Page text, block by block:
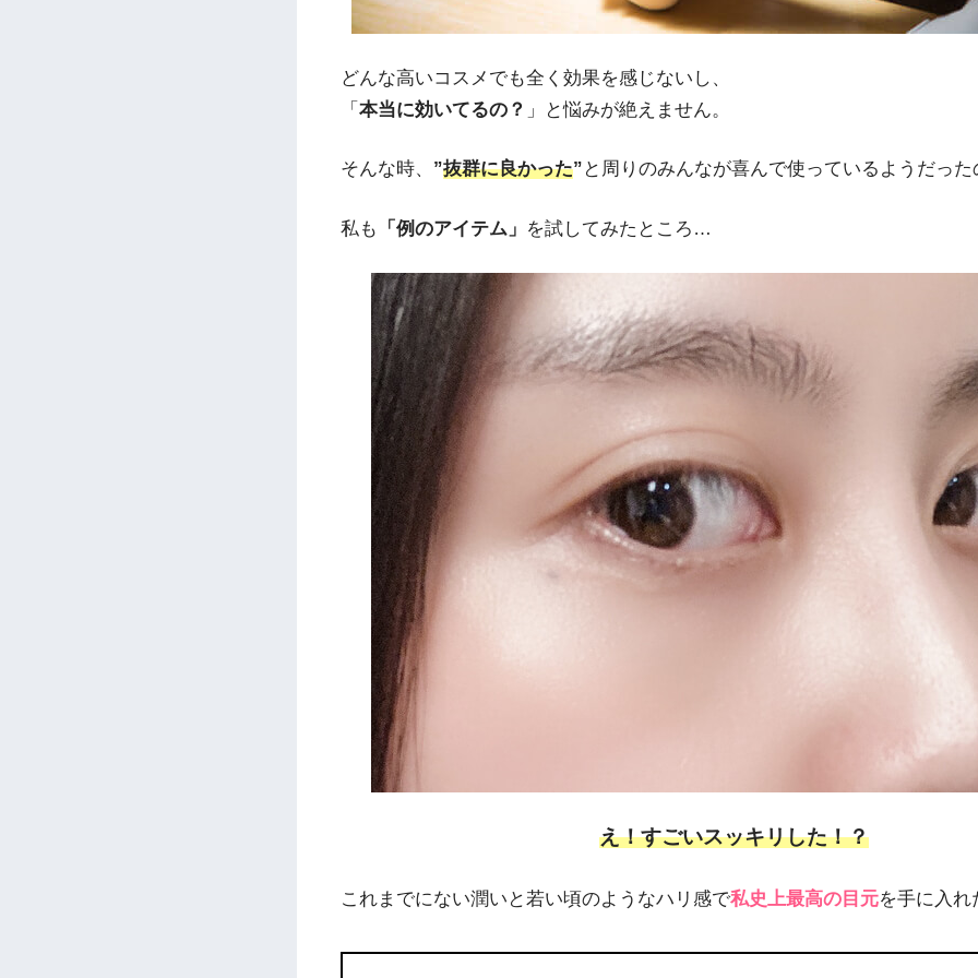
どんな高いコスメでも全く効果を感じないし、
「 本当に効いてるの？ 」と悩みが絶えません。
そんな時、 ”抜群に良かった” と周りのみんなが喜んで使っているようだった
私も 「例のアイテム」 を試してみたところ…
え！すごいスッキリした！？
これまでにない潤いと若い頃のようなハリ感で私史上最高の目元を手に入れ